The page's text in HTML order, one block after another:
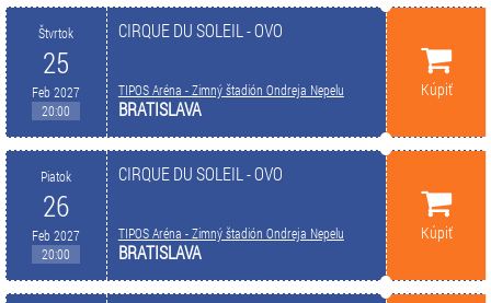
Štvrtok
25
Feb 2027
20:00
CIRQUE DU SOLEIL - OVO
TIPOS Aréna - Zimný štadión Ondreja Nepelu
BRATISLAVA
Kúpiť
Piatok
26
Feb 2027
20:00
CIRQUE DU SOLEIL - OVO
TIPOS Aréna - Zimný štadión Ondreja Nepelu
BRATISLAVA
Kúpiť